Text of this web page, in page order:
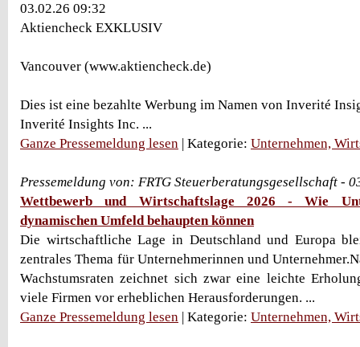
03.02.26 09:32
Aktiencheck EXKLUSIV
Vancouver (www.aktiencheck.de)
Dies ist eine bezahlte Werbung im Namen von Inverité
Inverité Insights Inc. ...
Ganze Pressemeldung lesen | Kategorie: Unternehmen,
Pressemeldung von: FRTG Steuerberatungsgesellschaft -
Wettbewerb und Wirtschaftslage 2026 - Wie
dynamischen Umfeld behaupten können
Die wirtschaftliche Lage in Deutschland und Europa
zentrales Thema für Unternehmerinnen und
Wachstumsraten zeichnet sich zwar eine leichte
viele Firmen vor erheblichen Herausforderungen. ...
Ganze Pressemeldung lesen | Kategorie: Unternehmen,